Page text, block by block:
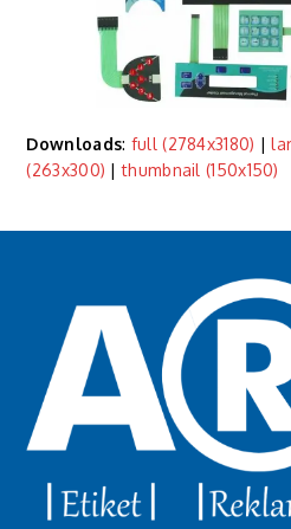
Downloads: full (2784x3180) |
(263x300) |thumbnail (150x150)